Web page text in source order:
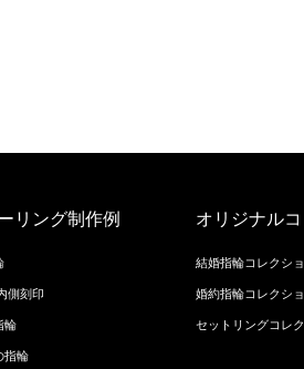
リング制作例
側刻印
輪
指輪
オリジナル
結婚指輪コレクシ
婚約指輪コレクシ
セットリングコレ